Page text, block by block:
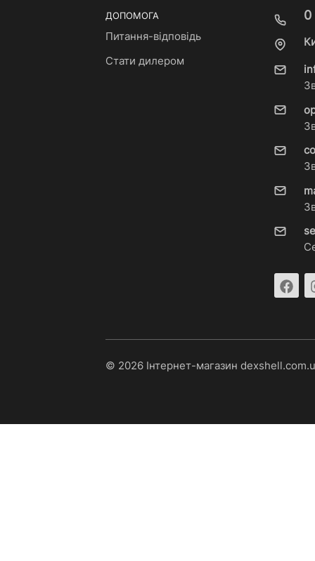
ДОПОМОГА
Питання-відповідь
Стати дилером
0
© 2026 Інтернет-магазин